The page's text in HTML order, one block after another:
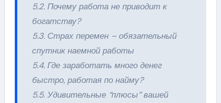
5.2. Почему работа не приводит к
богатству?
5.3. Страх перемен – обязательный
спутник наемной работы
5.4. Где заработать много денег
быстро, работая по найму?
5.5. Удивительные “плюсы” вашей